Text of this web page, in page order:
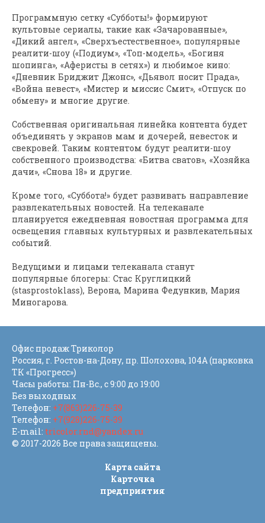
Программную сетку «Субботы!» формируют
культовые сериалы, такие как «Зачарованные»,
«Дикий ангел», «Сверхъестественное», популярные
реалити-шоу («Подиум», «Топ-модель», «Богиня
шопинга», «Аферисты в сетях») и любимое кино:
«Дневник Бриджит Джонс», «Дьявол носит Прада»,
«Война невест», «Мистер и миссис Смит», «Отпуск по
обмену» и многие другие.
Собственная оригинальная линейка контента будет
объединять у экранов мам и дочерей, невесток и
свекровей. Таким контентом будут реалити-шоу
собственного производства: «Битва сватов», «Хозяйка
дачи», «Снова 18» и другие.
Кроме того, «Суббота!» будет развивать направление
развлекательных новостей. На телеканале
планируется ежедневная новостная программа для
освещения главных культурных и развлекательных
событий.
Ведущими и лицами телеканала станут
популярные блогеры: Стас Круглицкий
(stasprostoklass), Верона, Марина Федункив, Мария
Миногарова.
Офис продаж Триколор
Россия, г. Ростов-на-Дону, пр. Шолохова, 104А (парковка
ТК «Прогресс»)
Часы работы: Пн-Вс., с 9:00 до 19:00
Без выходных
Телефон: +7(863)226-75-39
Телефон: +7(928)226-75-39
E-mail: tricolor.rnd@yandex.ru
© 2017-2026 Все права защищены.
Карта сайта
Карточка
предприятия